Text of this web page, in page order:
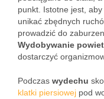
punkt. Istotne jest,
unikać zbędnych
prowadzić do
Wydobywanie
dostarczyć
Podczas wydechu
klatki piersiowej pod